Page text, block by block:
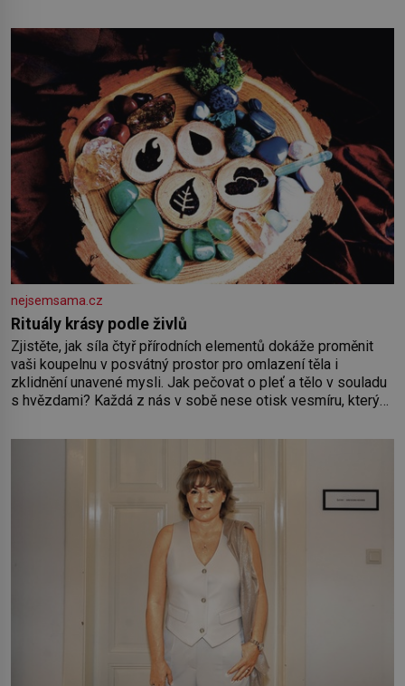
nejsemsama.cz
Rituály krásy podle živlů
Zjistěte, jak síla čtyř přírodních elementů dokáže proměnit
vaši koupelnu v posvátný prostor pro omlazení těla i
zklidnění unavené mysli. Jak pečovat o pleť a tělo v souladu
s hvězdami? Každá z nás v sobě nese otisk vesmíru, který
pokožky. Ohnivá znamení Ženy narozené ve znamení Berana,